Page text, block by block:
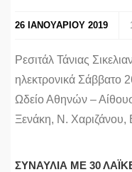
26 ΙΑΝΟΥΑΡΙΟΥ 2019
Ρεσιτάλ Τάνιας
ηλεκτρονικά Σάββατο
Ωδείο Αθηνών –
Ξενάκη, N. Χαριζάνου,
ΣΥΝΑΥΛΙΑ ΜΕ 30